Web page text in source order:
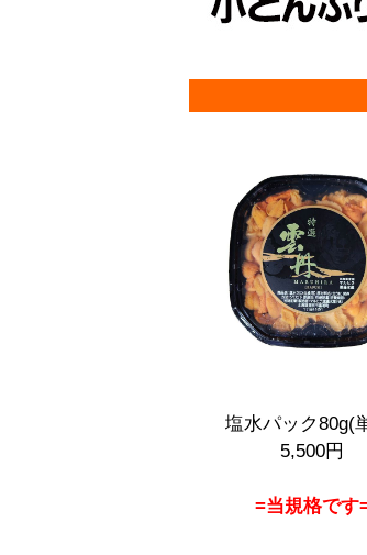
塩水パック80g(
5,500円
=当規格です